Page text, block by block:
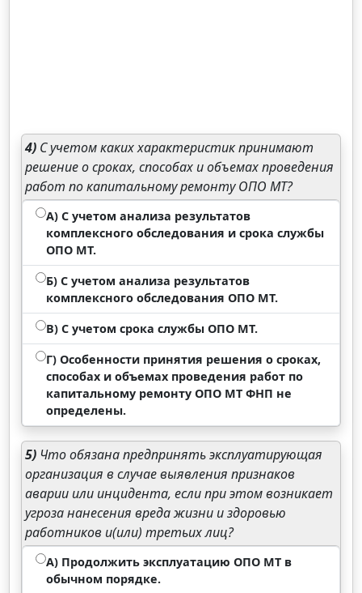
4) С учетом каких характеристик принимают
решение о сроках, способах и объемах проведения
работ по капитальному ремонту ОПО МТ?
А) С учетом анализа результатов
комплексного обследования и срока службы
ОПО МТ.
Б) С учетом анализа результатов
комплексного обследования ОПО МТ.
В) С учетом срока службы ОПО МТ.
Г) Особенности принятия решения о сроках,
способах и объемах проведения работ по
капитальному ремонту ОПО МТ ФНП не
определены.
5) Что обязана предпринять эксплуатирующая
организация в случае выявления признаков
аварии или инцидента, если при этом возникает
угроза нанесения вреда жизни и здоровью
работников и(или) третьих лиц?
А) Продолжить эксплуатацию ОПО МТ в
обычном порядке.